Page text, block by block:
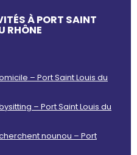
À PORT SAINT
RHÔNE
– Port Saint Louis du
– Port Saint Louis du
nounou – Port